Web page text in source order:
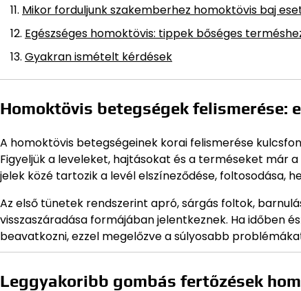
Mikor forduljunk szakemberhez homoktövis baj
Egészséges homoktövis: tippek bőséges
Gyakran ismételt kérdések
Homoktövis betegségek felismerése:
A homoktövis betegségeinek korai felismerése
Figyeljük a leveleket, hajtásokat és a terméseket már
jelek közé tartozik a levél elszíneződése, foltosodása,
Az első tünetek rendszerint apró, sárgás foltok,
visszaszáradása formájában jelentkeznek. Ha időben
beavatkozni, ezzel megelőzve a súlyosabb
Leggyakoribb gombás fertőzések